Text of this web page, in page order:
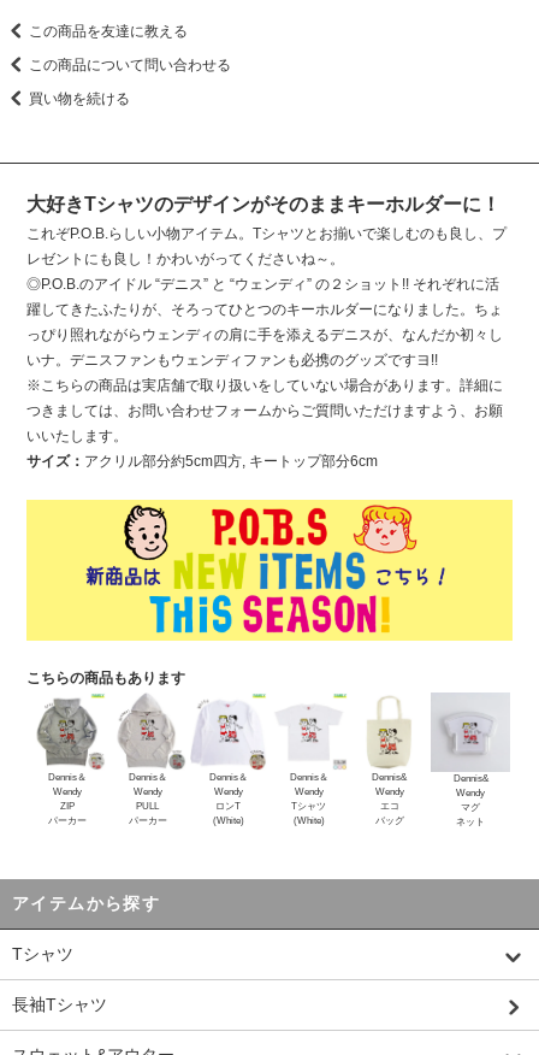
この商品を友達に教える
この商品について問い合わせる
買い物を続ける
大好きTシャツのデザインがそのままキーホルダーに！
これぞP.O.B.らしい小物アイテム。Tシャツとお揃いで楽しむのも良し、プ
レゼントにも良し！かわいがってくださいね～。
◎P.O.B.のアイドル “デニス” と “ウェンディ” の２ショット!! それぞれに活
躍してきたふたりが、そろってひとつのキーホルダーになりました。ちょ
っぴり照れながらウェンディの肩に手を添えるデニスが、なんだか初々し
いナ。デニスファンもウェンディファンも必携のグッズですヨ!!
※こちらの商品は実店舗で取り扱いをしていない場合があります。詳細に
つきましては、お問い合わせフォームからご質問いただけますよう、お願
いいたします。
サイズ： アクリル部分約5cm四方, キートップ部分6cm
こちらの商品もあります
Dennis＆
Wendy
ZIP
パーカー
Dennis＆
Wendy
PULL
パーカー
Dennis＆
Wendy
ロンT
(White)
Dennis＆
Wendy
Tシャツ
(White)
Dennis&
Wendy
エコ
バッグ
Dennis&
Wendy
マグ
ネット
アイテムから探す
Tシャツ
長袖Tシャツ